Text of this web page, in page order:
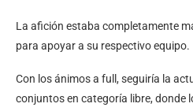
La afición estaba completamente
para apoyar a su respectivo equipo.
Con los ánimos a full, seguiría la
conjuntos en categoría libre, donde